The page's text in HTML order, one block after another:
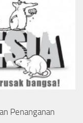
Penanganan